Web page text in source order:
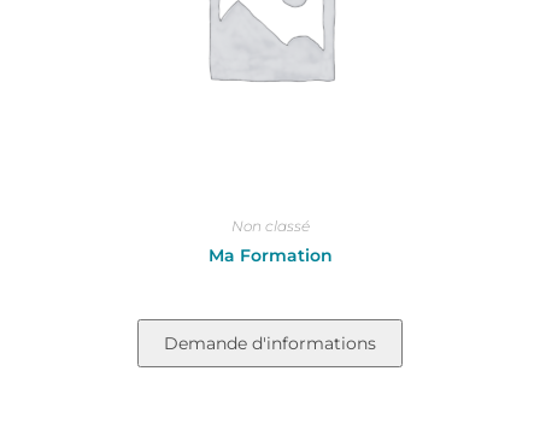
Non classé
Ma Formation
Demande d'informations